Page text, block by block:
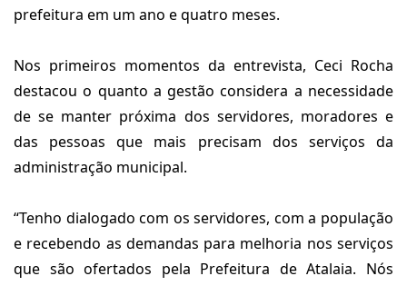
prefeitura em um ano e quatro meses.
Nos primeiros momentos da entrevista, Ceci Rocha
destacou o quanto a gestão considera a necessidade
de se manter próxima dos servidores, moradores e
das pessoas que mais precisam dos serviços da
administração municipal.
“Tenho dialogado com os servidores, com a população
e recebendo as demandas para melhoria nos serviços
que são ofertados pela Prefeitura de Atalaia. Nós